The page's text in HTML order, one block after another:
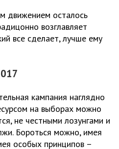
движением осталось
возглавляет
все сделает, лучше ему
кампания наглядно
на выборах можно
не честными лозунгами и
Бороться можно, имея
особых принципов –